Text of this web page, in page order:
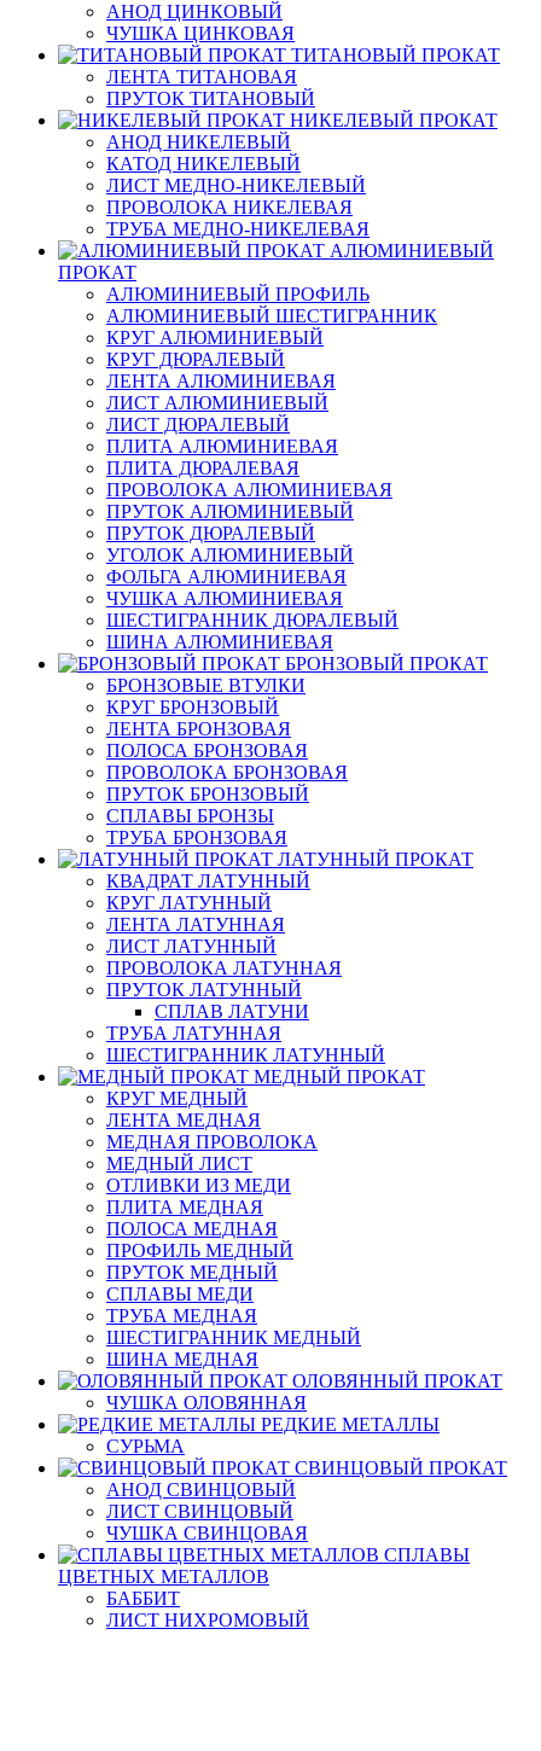
АНОД ЦИНКОВЫЙ
ЧУШКА ЦИНКОВАЯ
ТИТАНОВЫЙ ПРОКАТ
ЛЕНТА ТИТАНОВАЯ
ПРУТОК ТИТАНОВЫЙ
НИКЕЛЕВЫЙ ПРОКАТ
АНОД НИКЕЛЕВЫЙ
КАТОД НИКЕЛЕВЫЙ
ЛИСТ МЕДНО-НИКЕЛЕВЫЙ
ПРОВОЛОКА НИКЕЛЕВАЯ
ТРУБА МЕДНО-НИКЕЛЕВАЯ
АЛЮМИНИЕВЫЙ
ПРОКАТ
АЛЮМИНИЕВЫЙ ПРОФИЛЬ
АЛЮМИНИЕВЫЙ ШЕСТИГРАННИК
КРУГ АЛЮМИНИЕВЫЙ
КРУГ ДЮРАЛЕВЫЙ
ЛЕНТА АЛЮМИНИЕВАЯ
ЛИСТ АЛЮМИНИЕВЫЙ
ЛИСТ ДЮРАЛЕВЫЙ
ПЛИТА АЛЮМИНИЕВАЯ
ПЛИТА ДЮРАЛЕВАЯ
ПРОВОЛОКА АЛЮМИНИЕВАЯ
ПРУТОК АЛЮМИНИЕВЫЙ
ПРУТОК ДЮРАЛЕВЫЙ
УГОЛОК АЛЮМИНИЕВЫЙ
ФОЛЬГА АЛЮМИНИЕВАЯ
ЧУШКА АЛЮМИНИЕВАЯ
ШЕСТИГРАННИК ДЮРАЛЕВЫЙ
ШИНА АЛЮМИНИЕВАЯ
БРОНЗОВЫЙ ПРОКАТ
БРОНЗОВЫЕ ВТУЛКИ
КРУГ БРОНЗОВЫЙ
ЛЕНТА БРОНЗОВАЯ
ПОЛОСА БРОНЗОВАЯ
ПРОВОЛОКА БРОНЗОВАЯ
ПРУТОК БРОНЗОВЫЙ
СПЛАВЫ БРОНЗЫ
ТРУБА БРОНЗОВАЯ
ЛАТУННЫЙ ПРОКАТ
КВАДРАТ ЛАТУННЫЙ
КРУГ ЛАТУННЫЙ
ЛЕНТА ЛАТУННАЯ
ЛИСТ ЛАТУННЫЙ
ПРОВОЛОКА ЛАТУННАЯ
ПРУТОК ЛАТУННЫЙ
СПЛАВ ЛАТУНИ
ТРУБА ЛАТУННАЯ
ШЕСТИГРАННИК ЛАТУННЫЙ
МЕДНЫЙ ПРОКАТ
КРУГ МЕДНЫЙ
ЛЕНТА МЕДНАЯ
МЕДНАЯ ПРОВОЛОКА
МЕДНЫЙ ЛИСТ
ОТЛИВКИ ИЗ МЕДИ
ПЛИТА МЕДНАЯ
ПОЛОСА МЕДНАЯ
ПРОФИЛЬ МЕДНЫЙ
ПРУТОК МЕДНЫЙ
СПЛАВЫ МЕДИ
ТРУБА МЕДНАЯ
ШЕСТИГРАННИК МЕДНЫЙ
ШИНА МЕДНАЯ
ОЛОВЯННЫЙ ПРОКАТ
ЧУШКА ОЛОВЯННАЯ
РЕДКИЕ МЕТАЛЛЫ
СУРЬМА
СВИНЦОВЫЙ ПРОКАТ
АНОД СВИНЦОВЫЙ
ЛИСТ СВИНЦОВЫЙ
ЧУШКА СВИНЦОВАЯ
СПЛАВЫ
ЦВЕТНЫХ МЕТАЛЛОВ
БАББИТ
ЛИСТ НИХРОМОВЫЙ